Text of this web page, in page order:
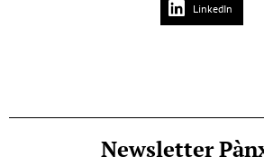
LinkedIn
Newsletter